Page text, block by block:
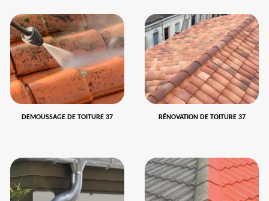
DEMOUSSAGE DE TOITURE 37 RÉNOVATION DE TOITURE 37